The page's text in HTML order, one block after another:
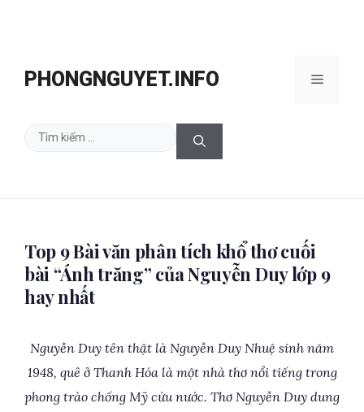
PHONGNGUYET.INFO Menu
Tìm
Top 9 Bài văn phân tích khổ thơ cuối
bài “Ánh trăng” của Nguyễn Duy lớp 9
hay nhất
Nguyễn Duy tên thật là Nguyễn Duy Nhuệ sinh năm
1948, quê ở Thanh Hóa là một nhà thơ nổi tiếng trong
phong trào chống Mỹ cứu nước. Thơ Nguyễn Duy dung